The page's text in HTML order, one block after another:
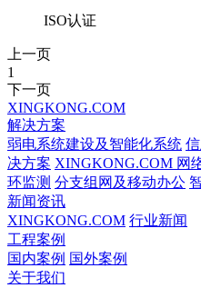
ISO认证
上一页
1
下一页
XINGKONG.COM
解决方案
弱电系统建设及智能化系统
决方案 XINGKONG.COM 网
环监测 分支组网及移动办公
新闻资讯
XINGKONG.COM 行业新闻
工程案例
国内案例 国外案例
关于我们